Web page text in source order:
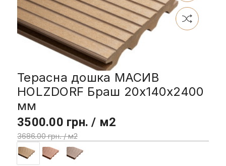
Терасна дошка МАСИВ
HOLZDORF Браш 20х140х2400
мм
3500.00 грн. / м2
3686.00 грн. / м2